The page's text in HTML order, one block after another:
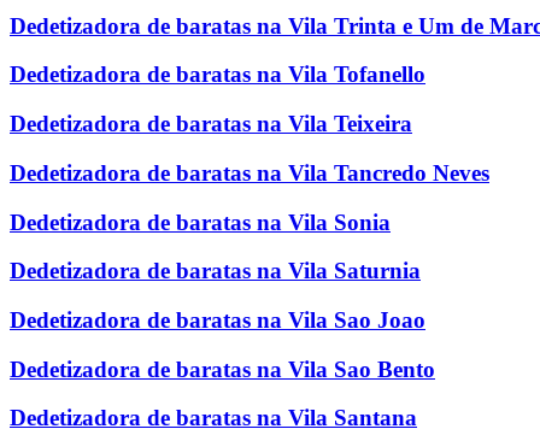
Dedetizadora de baratas na Vila Trinta e Um de
Dedetizadora de baratas na Vila Tofanello
Dedetizadora de baratas na Vila Teixeira
Dedetizadora de baratas na Vila Tancredo Neves
Dedetizadora de baratas na Vila Sonia
Dedetizadora de baratas na Vila Saturnia
Dedetizadora de baratas na Vila Sao Joao
Dedetizadora de baratas na Vila Sao Bento
Dedetizadora de baratas na Vila Santana